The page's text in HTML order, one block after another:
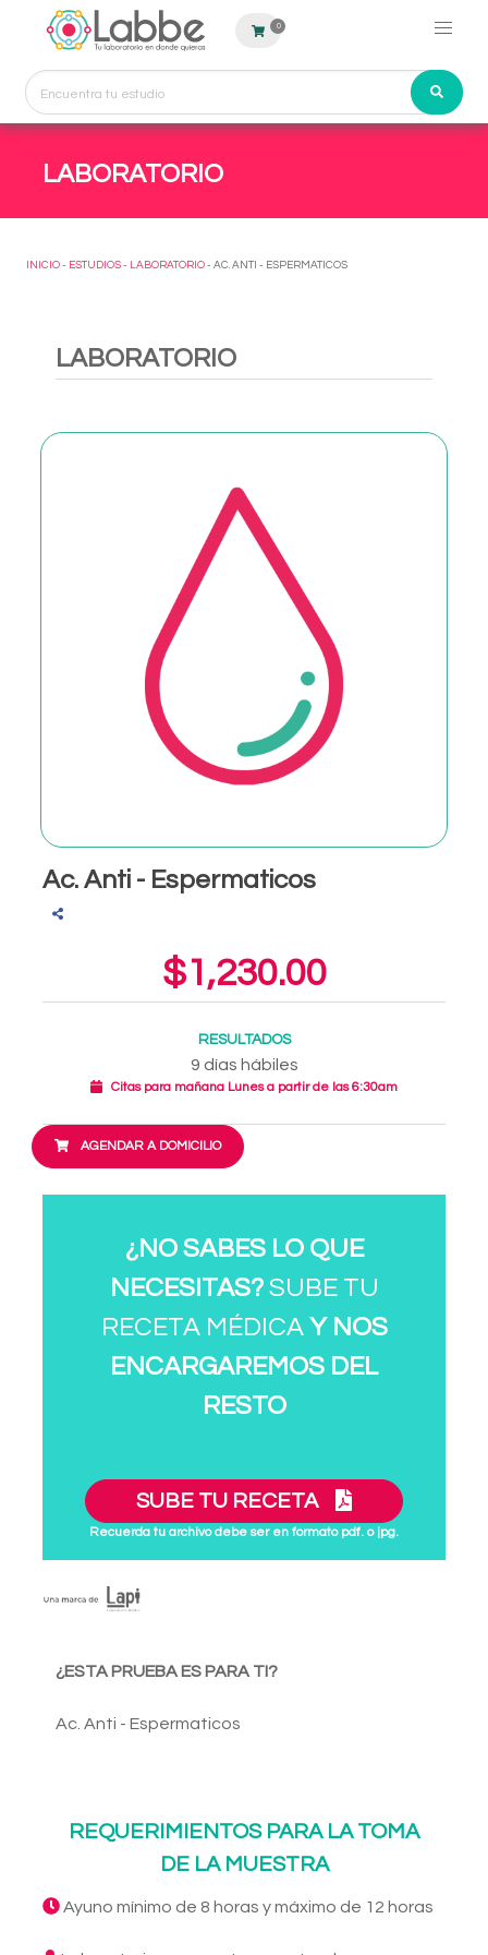
0
LABORATORIO
INICIO - ESTUDIOS - LABORATORIO - AC. ANTI - ESPERMATICOS
LABORATORIO
Ac. Anti - Espermaticos
$1,230.00
RESULTADOS
9 días hábiles
Citas para mañana Lunes a partir de las 6:30am
AGENDAR A DOMICILIO
¿NO SABES LO QUE
NECESITAS?SUBE TU
RECETA MÉDICA Y NOS
ENCARGAREMOS DEL
RESTO
SUBE TU RECETA
Recuerda tu archivo debe ser en formato pdf. o jpg.
¿ESTA PRUEBA ES PARA TI?
Ac. Anti - Espermaticos
REQUERIMIENTOS PARA LA TOMA
DE LA MUESTRA
Ayuno mínimo de 8 horas y máximo de 12 horas